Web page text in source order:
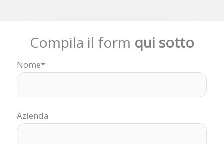
Compila il form qui sotto
Nome*
Azienda